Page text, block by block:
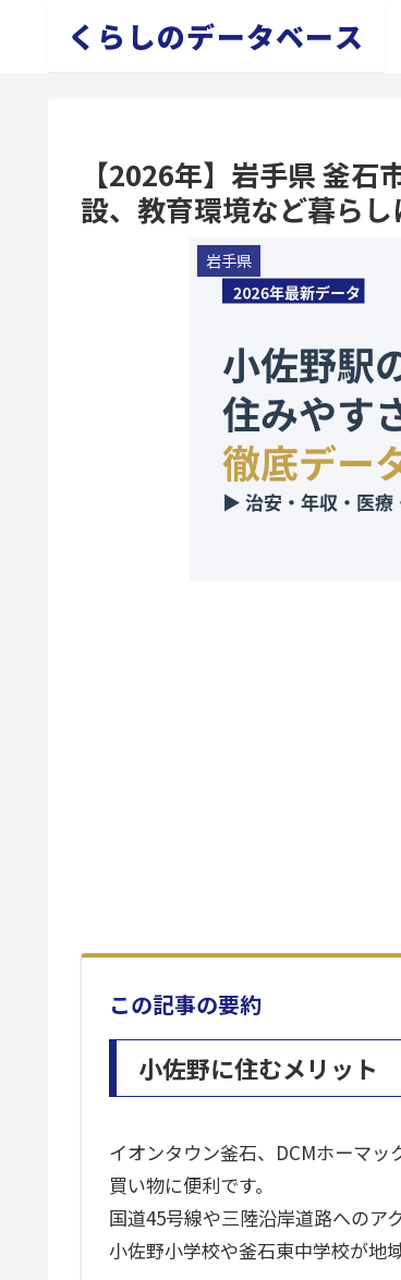
くらしのデータベース
【2026年】岩手県 釜
設、教育環境など暮ら
岩手県
この記事の要約
小佐野に住むメリット
イオンタウン釜石、DCMホーマッ
買い物に便利です。
国道45号線や三陸沿岸道路へのア
小佐野小学校や釜石東中学校が地